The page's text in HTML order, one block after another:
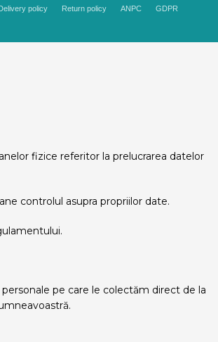
policy Return policy ANPC GDPR
fizice referitor la prelucrarea datelor
controlul asupra propriilor date.
pe care le colectăm direct de la